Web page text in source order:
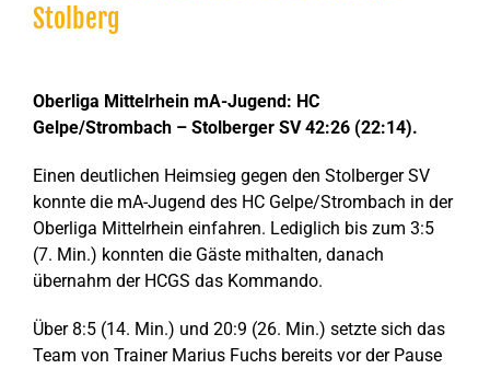
Stolberg
grösseres
Bild
Oberliga Mittelrhein mA-Jugend: HC
Gelpe/Strombach – Stolberger SV 42:26 (22:14).
Einen deutlichen Heimsieg gegen den Stolberger SV
konnte die mA-Jugend des HC Gelpe/Strombach in der
Oberliga Mittelrhein einfahren. Lediglich bis zum 3:5
(7. Min.) konnten die Gäste mithalten, danach
übernahm der HCGS das Kommando.
Über 8:5 (14. Min.) und 20:9 (26. Min.) setzte sich das
Team von Trainer Marius Fuchs bereits vor der Pause